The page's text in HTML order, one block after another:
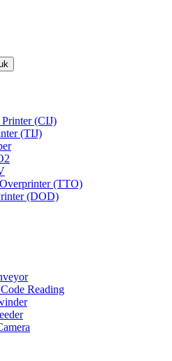
(CIJ)
(TIJ)
(TTO)
(DOD)
Reading